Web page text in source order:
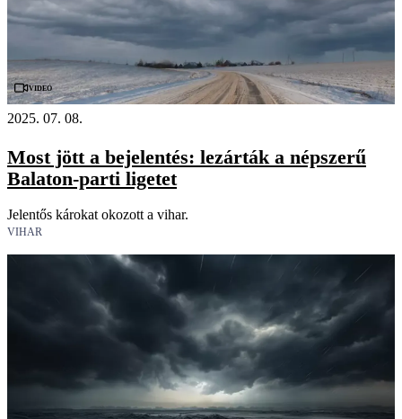
Videó
2025. 07. 08.
Most jött a bejelentés: lezárták a népszerű
Balaton-parti ligetet
Jelentős károkat okozott a vihar.
VIHAR